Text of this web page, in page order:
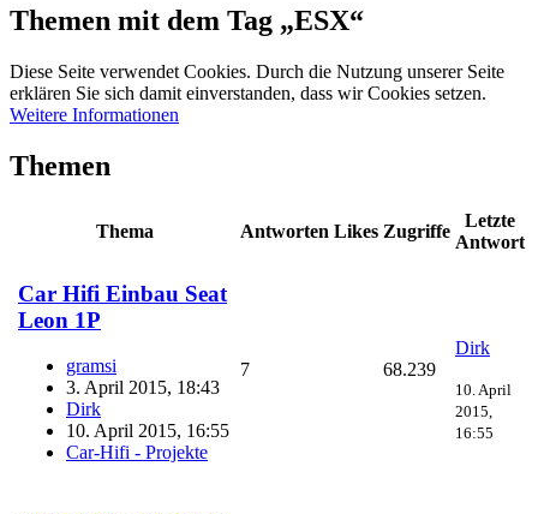
Themen mit dem Tag „ESX“
Diese Seite verwendet Cookies. Durch die Nutzung unserer Seite
erklären Sie sich damit einverstanden, dass wir Cookies setzen.
Weitere Informationen
Themen
Thema Antworten Likes Zugriffe
Letzte
Antwort
Car Hifi Einbau Seat
Leon 1P
gramsi
3. April 2015, 18:43
Dirk
10. April 2015, 16:55
Car-Hifi - Projekte
7 68.239
Dirk
10. April
2015,
16:55